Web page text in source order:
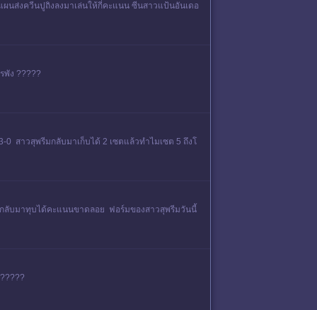
ผนส่งควีนปูถิงลงมาเล่นให้กี่คะแนน ซีนสาวแป้นอันเดอ
พัง ?????
0 สาวสุพรีมกลับมาเก็บได้ 2 เซตแล้วทำไมเซต 5 ถึงโ
กลับมาทุบได้คะแนนขาดลอย ฟอร์มของสาวสุพรีมวันนี้